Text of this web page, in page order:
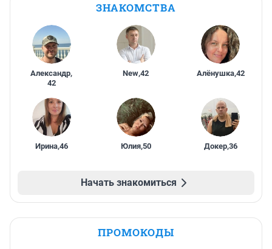
ЗНАКОМСТВА
Александр,
42
New,42 Алёнушка,42
Ирина,46 Юлия,50 Докер,36
Начать знакомиться
ПРОМОКОДЫ